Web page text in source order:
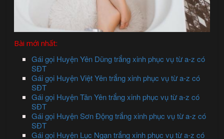
Bài mới nhất:
Gái gọi Huyện Yên Dũng trắng xinh phục vụ từ a-z có
SĐT
Gái gọi Huyện Việt Yên trắng xinh phục vụ từ a-z có
SĐT
Gái gọi Huyện Tân Yên trắng xinh phục vụ từ a-z có
SĐT
Gái gọi Huyện Sơn Động trắng xinh phục vụ từ a-z có
SĐT
Gái gọi Huyện Lục Ngạn trắng xinh phục vụ từ a-z có